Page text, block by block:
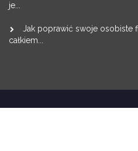
je...
Jak poprawić swoje osobiste
całkiem...